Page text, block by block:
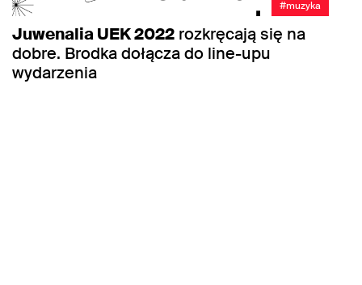
#muzyka
Juwenalia UEK 2022 rozkręcają się na
dobre. Brodka dołącza do line-upu
wydarzenia